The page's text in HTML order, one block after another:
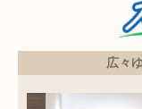
広々